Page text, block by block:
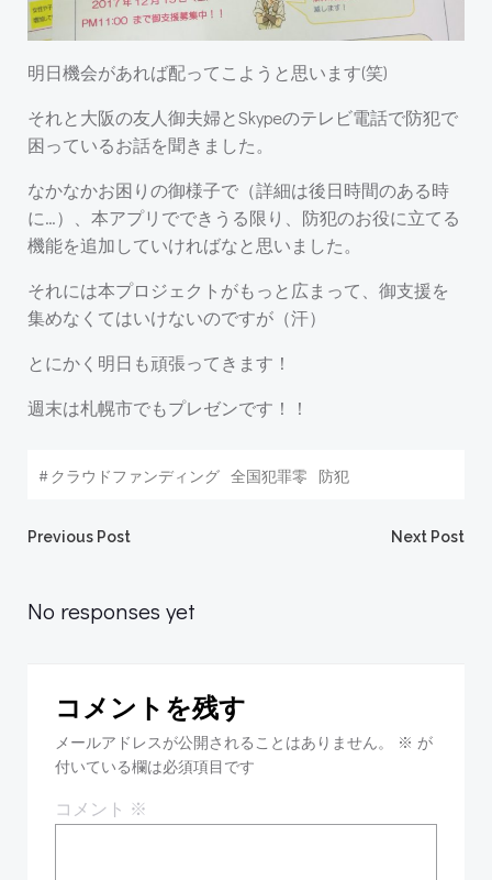
明日機会があれば配ってこようと思います(笑)
それと大阪の友人御夫婦とSkypeのテレビ電話で防犯で
困っているお話を聞きました。
なかなかお困りの御様子で（詳細は後日時間のある時
に…）、本アプリでできうる限り、防犯のお役に立てる
機能を追加していければなと思いました。
それには本プロジェクトがもっと広まって、御支援を
集めなくてはいけないのですが（汗）
とにかく明日も頑張ってきます！
週末は札幌市でもプレゼンです！！
#クラウドファンディング 全国犯罪零 防犯
投
稿
ビ
ゲ
ー
Previous Post
ビ
ゲ
ー
Next Post
No responses yet
コメントを残す
メールアドレスが公開されることはありません。 ※ が
付いている欄は必須項目です
コメント ※